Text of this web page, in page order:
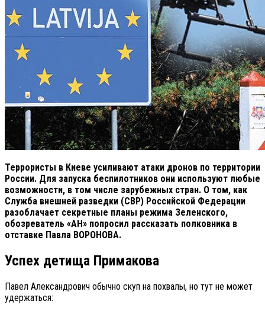
Террористы в Киеве усиливают атаки дронов по территории
России. Для запуска беспилотников они используют любые
возможности, в том числе зарубежных стран. О том, как
Служба внешней разведки (СВР) Российской Федерации
разоблачает секретные планы режима Зеленского,
обозреватель «АН» попросил рассказать полковника в
отставке Павла ВОРОНОВА.
Успех детища Примакова
Павел Александрович обычно скуп на похвалы, но тут не может
удержаться: